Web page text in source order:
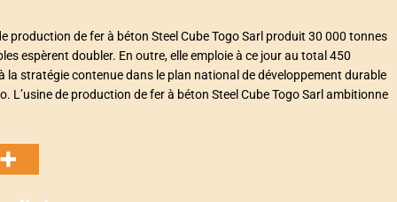
production de fer à béton Steel Cube Togo Sarl produit 30 000 tonnes
espèrent doubler. En outre, elle emploie à ce jour au total 450
stratégie contenue dans le plan national de développement durable
de production de fer à béton Steel Cube Togo Sarl ambitionne